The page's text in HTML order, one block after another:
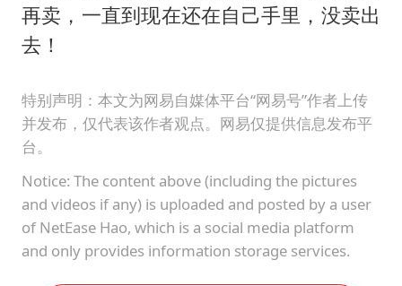
再卖，一直到现在还在自己手里，没卖出
去！
特别声明：本文为网易自媒体平台“网易号”作者上传
并发布，仅代表该作者观点。网易仅提供信息发布平
台。
Notice: The content above (including the pictures
and videos if any) is uploaded and posted by a user
of NetEase Hao, which is a social media platform
and only provides information storage services.